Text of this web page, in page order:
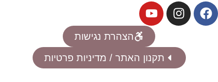
הצהרת נגישות
תקנון האתר / מדיניות פרטיות